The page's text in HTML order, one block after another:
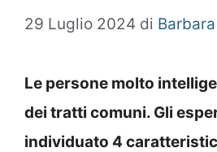
29 Luglio 2024 di
Le persone molto
dei tratti comuni. Gli
individuato 4